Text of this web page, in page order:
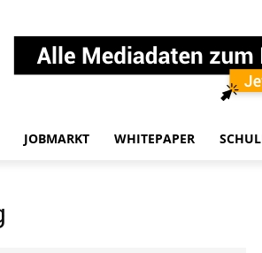
JOBMARKT WHITEPAPER